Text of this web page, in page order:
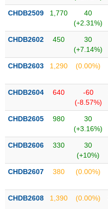
Trạng
cổ
Quy
thị
Niêm
Niêm
mới
yết
bổ
CHDB2509 1,770
40
(+2.31%)
CHDB2602 450
30
(+7.14%)
CHDB2603 1,290 (0.00%)
CHDB2604 640
-60
(-8.57%)
CHDB2605 980
30
(+3.16%)
CHDB2606 330
30
(+10%)
CHDB2607 380 (0.00%)
CHDB2608 1,390 (0.00%)
NGÀNH
CỔ
PHÁI